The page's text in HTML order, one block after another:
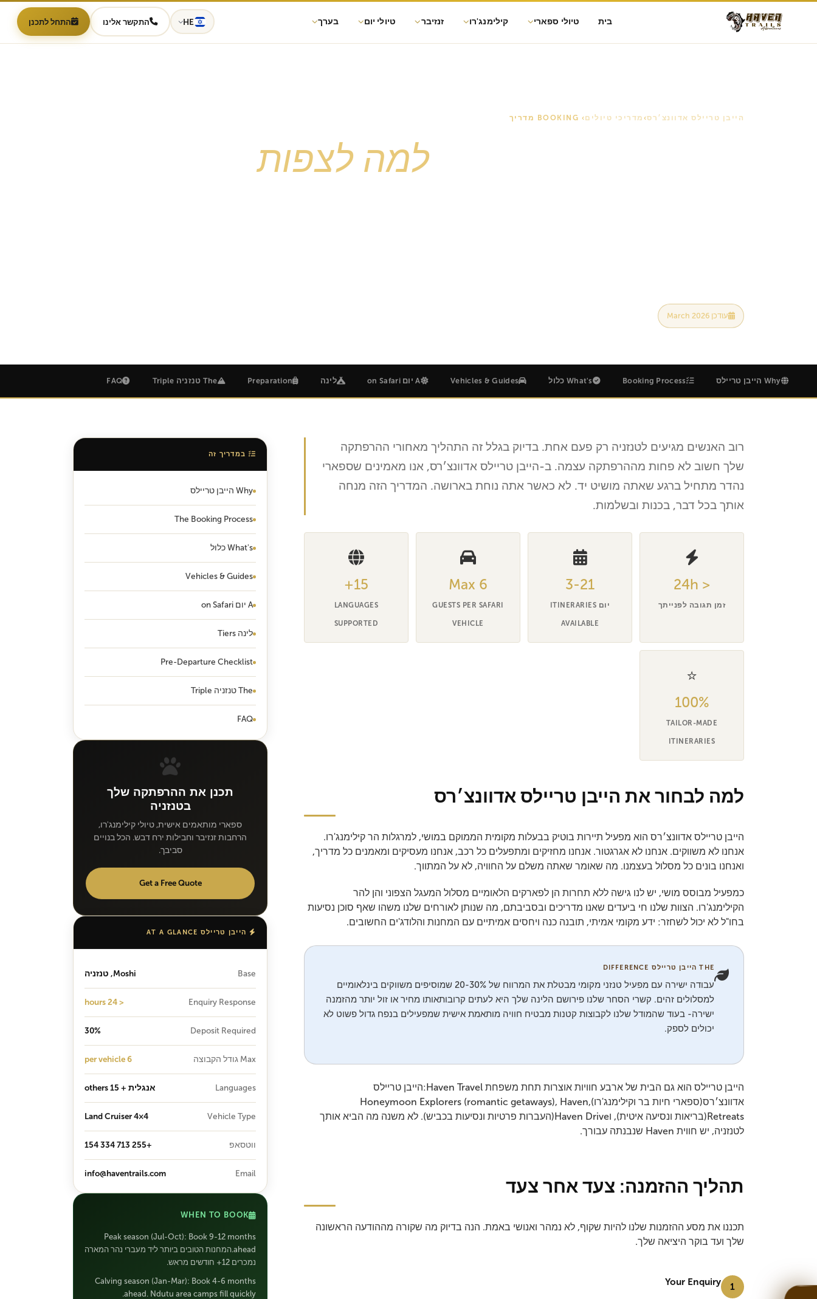
בית טיולי ספארי קילימנג'רו זנזיבר טיולי יום בערך HE התקשר אלינו התחל לתכנן
הייבן טריילס אדוונצ׳רס› מדריכי טיולים› BOOKING מדריך
למה לצפות
עודכן March 2026
Why הייבן טריילס Booking Process What's כלול Vehicles & Guides A יום on Safari לינה Preparation The טנזניה Triple FAQ
רוב האנשים מגיעים לטנזניה רק ​​פעם אחת. בדיוק בגלל זה התהליך מאחורי ההרפתקה
שלך חשוב לא פחות מההרפתקה עצמה. ב-הייבן טריילס אדוונצ׳רס, אנו מאמינים שספארי
נהדר מתחיל ברגע שאתה מושיט יד. לא כאשר אתה נוחת בארושה. המדריך הזה מנחה
אותך בכל דבר, בכנות ובשלמות.
< 24h
זמן תגובה לפנייתך
3-21
יום ITINERARIES
AVAILABLE
Max 6
GUESTS PER SAFARI
VEHICLE
15+
LANGUAGES
SUPPORTED
⭐
100%
TAILOR-MADE
ITINERARIES
למה לבחור את הייבן טריילס אדוונצ׳רס
הייבן טריילס אדוונצ׳רס הוא מפעיל תיירות בוטיק בבעלות מקומית הממוקם במושי, למרגלות הר קילימנג'רו.
אנחנו לא משווקים. אנחנו לא אגרגטור. אנחנו מחזיקים ומתפעלים כל רכב, אנחנו מעסיקים ומאמנים כל מדריך,
ואנחנו בונים כל מסלול בעצמנו. מה שאומר שאתה משלם על החוויה, לא על המתווך.
כמפעיל מבוסס מושי, יש לנו גישה ללא תחרות הן לפארקים הלאומיים מסלול המעגל הצפוני והן להר
הקילימנג'רו. הצוות שלנו חי ביעדים שאנו מדריכים ובסביבתם, מה שנותן לאורחים שלנו משהו שאף סוכן נסיעות
בחו"ל לא יכול לשחזר: ידע מקומי אמיתי, תובנה כנה ויחסים אמיתיים עם המחנות והלודג'ים החשובים.
THE הייבן טריילס DIFFERENCE
עבודה ישירה עם מפעיל טנזני מקומי מבטלת את המרווח של 20-30% שמוסיפים משווקים בינלאומיים
למסלולים זהים. קשרי הסחר שלנו פירושם הלינה שלך היא לעתים קרובותאותו מחיר או זול יותר מהזמנה
ישירה- בעוד שהמודל שלנו לקבוצות קטנות מבטיח חוויה מותאמת אישית שמפעילים בנפח גדול פשוט לא
יכולים לספק.
הייבן טריילס הוא גם הבית של ארבע חוויות אוצרות תחת משפחת Haven Travel:הייבן טריילס
אדוונצ׳רס(ספארי חיות בר וקילימנג'רו),Honeymoon Explorers (romantic getaways), Haven
Retreats(בריאות ונסיעה איטית), וHaven Drive(העברות פרטיות ונסיעות בכביש). לא משנה מה הביא אותך
לטנזניה, יש חווית Haven שנבנתה עבורך.
תהליך ההזמנה: צעד אחר צעד
תכננו את מסע ההזמנות שלנו להיות שקוף, לא נמהר ואנושי באמת. הנה בדיוק מה שקורה מההודעה הראשונה
שלך ועד בוקר היציאה שלך.
1
Your Enquiry
במדריך זה
Why הייבן טריילס
The Booking Process
What's כלול
Vehicles & Guides
A יום on Safari
לינה Tiers
Pre-Departure Checklist
The טנזניה Triple
FAQ
תכנן את ההרפתקה שלך
בטנזניה
ספארי מותאמים אישית, טיולי קילימנג'רו,
הרחבות זנזיבר וחבילות ירח דבש. הכל בנויים
סביבך.
Get a Free Quote
הייבן טריילס AT A GLANCE
Base Moshi, טנזניה
Enquiry Response
< 24 hours
Deposit Required
30%
Max גודל הקבוצה 6 per vehicle
Languages אנגלית + 15 others
Vehicle Type
4×4 Land Cruiser
ווטסאפ +255 713 334 154
Email
info@haventrails.com
WHEN TO BOOK
Peak season (Jul-Oct): Book 9-12 months
ahead.המחנות הטובים ביותר ליד מעברי נהר המארה
נמכרים 12+ חודשים מראש.
Calving season (Jan-Mar): Book 4-6 months
ahead. Ndutu area camps fill quickly.